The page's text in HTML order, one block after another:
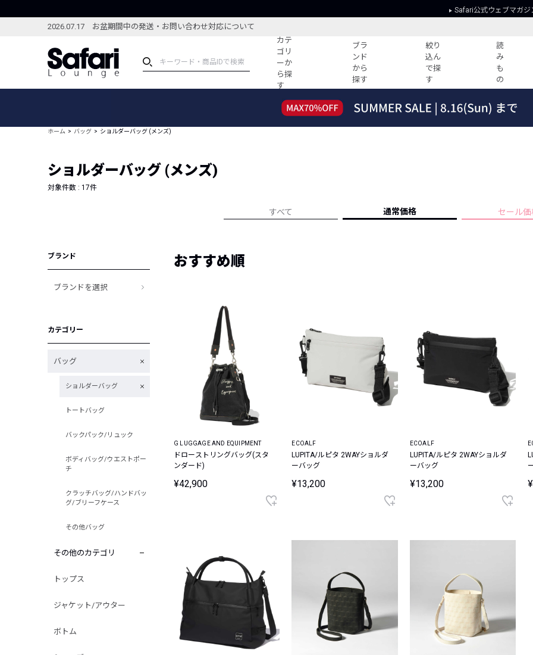
Safari公式ウェブマガジ
2026.07.17 お盆期間中の発送・お問い合わせ対応について
カテ
ゴリ
ーか
ら探
す
ブラ
ンド
から
探す
絞り
込ん
で探
す
読
み
も
の
ブランドから探す
新着アイテム
編集部のおすすめアイテム
コーディネート
すべての記事
人気記事ランキング
人気アイテム TOP 15
プライバシー
ホーム バッグ ショルダーバッグ (メンズ)
ショルダーバッグ (メンズ)
対象件数 : 17件
すべて 通常価格 セール価
ブランド
ブランドを選択
カテゴリー
バッグ
ショルダーバッグ
トートバッグ
バックパック/リュック
ボディバッグ/ウエストポー
チ
クラッチバッグ/ハンドバッ
グ/ブリーフケース
その他バッグ
その他のカテゴリ
トップス
ジャケット/アウター
ボトム
おすすめ順
G LUGGAGE AND EQUIPMENT
ドローストリングバッグ(スタ
ンダード)
¥42,900
ECOALF
LUPITA/ルピタ 2WAYショルダ
ーバッグ
¥13,200
ECOALF
LUPITA/ルピタ 2WAYショルダ
ーバッグ
¥13,200